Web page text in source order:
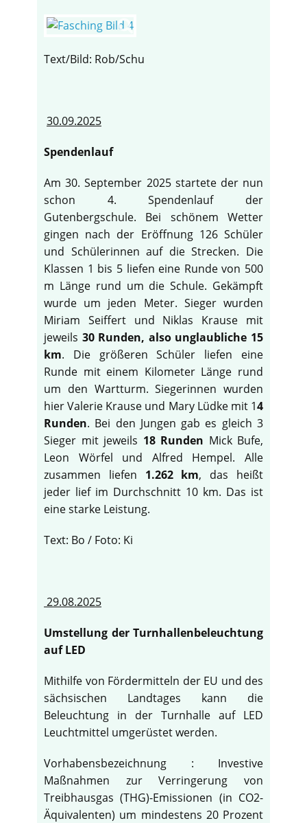
Text/Bild: Rob/Schu
30.09.2025
Spendenlauf
Am 30. September 2025 startete der nun
schon 4. Spendenlauf der
Gutenbergschule. Bei schönem Wetter
gingen nach der Eröffnung 126 Schüler
und Schülerinnen auf die Strecken. Die
Klassen 1 bis 5 liefen eine Runde von 500
m Länge rund um die Schule. Gekämpft
wurde um jeden Meter. Sieger wurden
Miriam Seiffert und Niklas Krause mit
jeweils 30 Runden, also unglaubliche 15
km. Die größeren Schüler liefen eine
Runde mit einem Kilometer Länge rund
um den Wartturm. Siegerinnen wurden
hier Valerie Krause und Mary Lüdke mit 14
Runden. Bei den Jungen gab es gleich 3
Sieger mit jeweils 18 Runden Mick Bufe,
Leon Wörfel und Alfred Hempel. Alle
zusammen liefen 1.262 km, das heißt
jeder lief im Durchschnitt 10 km. Das ist
eine starke Leistung.
Text: Bo / Foto: Ki
29.08.2025
Umstellung der Turnhallenbeleuchtung
auf LED
Mithilfe von Fördermitteln der EU und des
sächsischen Landtages kann die
Beleuchtung in der Turnhalle auf LED
Leuchtmittel umgerüstet werden.
Vorhabensbezeichnung : Investive
Maßnahmen zur Verringerung von
Treibhausgas (THG)-Emissionen (in CO2-
Äquivalenten) um mindestens 20 Prozent